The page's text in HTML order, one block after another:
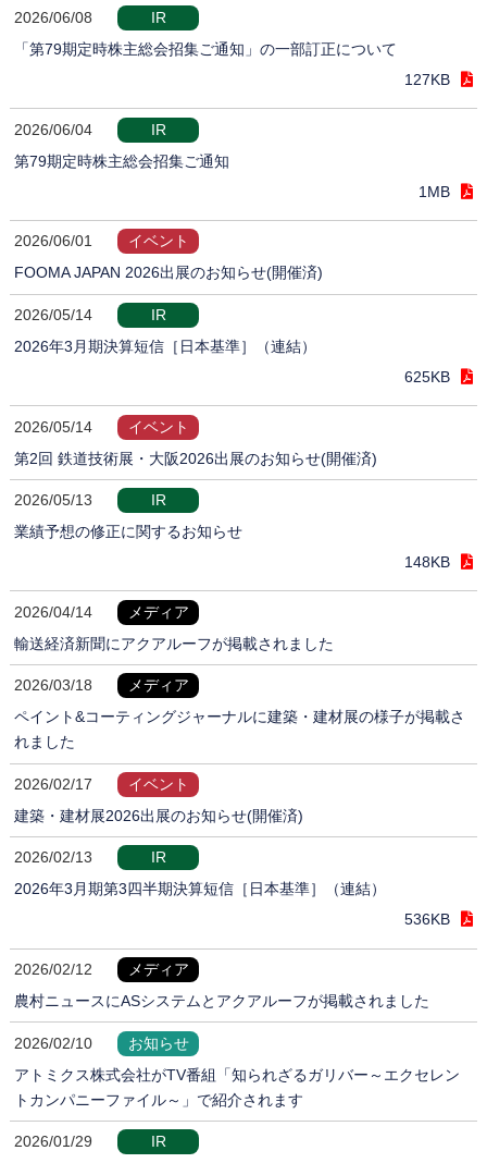
2026/06/08
IR
「第79期定時株主総会招集ご通知」の一部訂正について
127KB
2026/06/04
IR
第79期定時株主総会招集ご通知
1MB
2026/06/01
イベント
FOOMA JAPAN 2026出展のお知らせ(開催済)
2026/05/14
IR
2026年3月期決算短信［日本基準］（連結）
625KB
2026/05/14
イベント
第2回 鉄道技術展・大阪2026出展のお知らせ(開催済)
2026/05/13
IR
業績予想の修正に関するお知らせ
148KB
2026/04/14
メディア
輸送経済新聞にアクアルーフが掲載されました
2026/03/18
メディア
ペイント&コーティングジャーナルに建築・建材展の様子が掲載さ
れました
2026/02/17
イベント
建築・建材展2026出展のお知らせ(開催済)
2026/02/13
IR
2026年3月期第3四半期決算短信［日本基準］（連結）
536KB
2026/02/12
メディア
農村ニュースにASシステムとアクアルーフが掲載されました
2026/02/10
お知らせ
アトミクス株式会社がTV番組「知られざるガリバー～エクセレン
トカンパニーファイル～」で紹介されます
2026/01/29
IR